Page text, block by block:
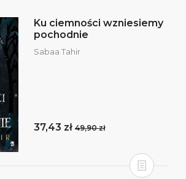
Ku ciemności wzniesiemy
pochodnie
Sabaa Tahir
37,43 zł 49,90 zł